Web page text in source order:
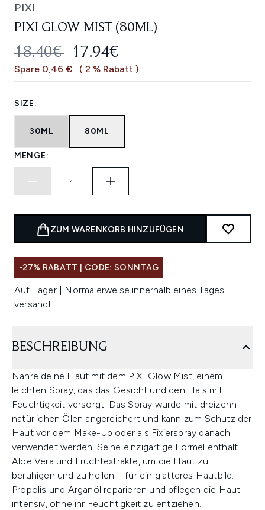
PIXI
PIXI GLOW MIST (80ML)
UNVERBINDLICHE
18.40€ AKTUELLER PREIS:
17.94€
Spare 0,46 € ( 2 % Rabatt )
SIZE:
30ML 80ML
MENGE:
ZUM WARENKORB HINZUFÜGEN
-27% RABATT | CODE: SONNTAG
Auf Lager | Normalerweise innerhalb eines Tages
versandt
BESCHREIBUNG
Nähre deine Haut mit dem PIXI Glow Mist, einem
leichten Spray, das das Gesicht und den Hals mit
Feuchtigkeit versorgt. Das Spray wurde mit dreizehn
natürlichen Ölen angereichert und kann zum Schutz der
Haut vor dem Make-Up oder als Fixierspray danach
verwendet werden. Seine einzigartige Formel enthält
Aloe Vera und Fruchtextrakte, um die Haut zu
beruhigen und zu heilen – für ein glatteres Hautbild.
Propolis und Arganöl reparieren und pflegen die Haut
intensiv, ohne ihr Feuchtigkeit zu entziehen.